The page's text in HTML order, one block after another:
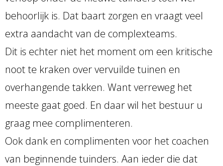
behoorlijk is. Dat baart zorgen en vraagt veel
extra aandacht van de complexteams.
Dit is echter niet het moment om een kritische
noot te kraken over vervuilde tuinen en
overhangende takken. Want verreweg het
meeste gaat goed. En daar wil het bestuur u
graag mee complimenteren.
Ook dank en complimenten voor het coachen
van beginnende tuinders. Aan ieder die dat